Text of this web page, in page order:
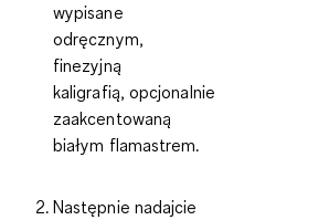
wypisane
odręcznym,
finezyjną
kaligrafią, opcjonalnie
zaakcentowaną
białym flamastrem.
Następnie nadajcie